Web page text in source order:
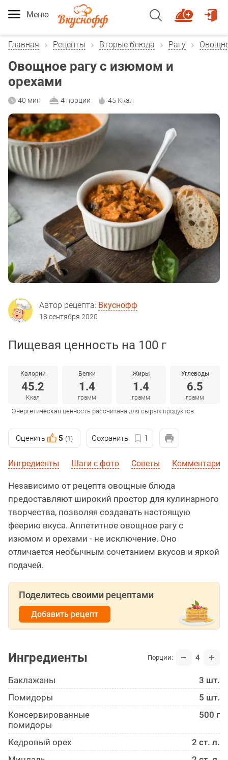
Меню
Главная Рецепты Вторые блюда Рагу
Овощное рагу с изюмом и
орехами
40 мин 4 порции 45 Ккал
Автор рецепта: Вкуснофф
18 сентября 2020
Пищевая ценность на 100 г
Калории
45.2
Ккал
Белки
1.4
грамм
Жиры
1.4
грамм
Углеводы
6.5
грамм
Энергетическая ценность рассчитана для сырых продуктов
Оценить 5 (1) Сохранить 1
Ингредиенты Шаги с фото Советы Комментарии
Независимо от рецепта овощные блюда
предоставляют широкий простор для кулинарного
творчества, позволяя создавать настоящую
феерию вкуса. Аппетитное овощное рагу с
изюмом и орехами - не исключение. Оно
отличается необычным сочетанием вкусов и яркой
подачей.
Поделитесь своими рецептами
Добавить рецепт
Ингредиенты Порции: 4
Баклажаны
3 шт.
Помидоры
5 шт.
Консервированные
помидоры
500 г
Кедровый орех
2 ст. л.